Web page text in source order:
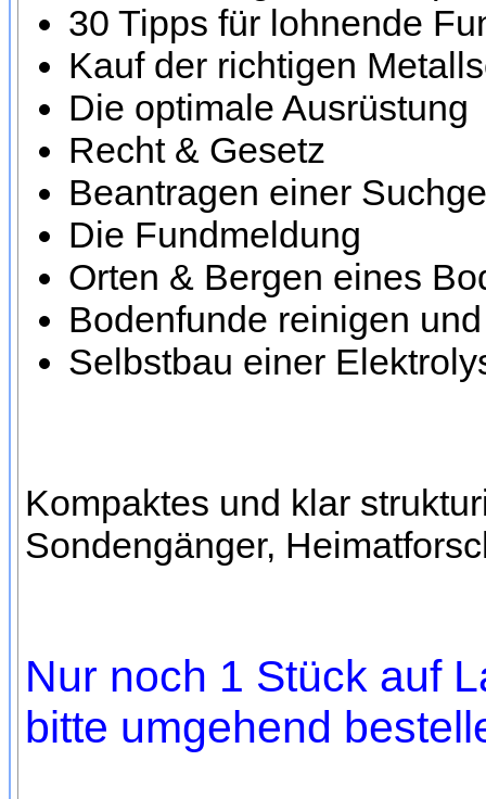
30 Tipps für lohnende
Kauf der richtigen
Die optimale Ausrüstung
Recht & Gesetz
Beantragen einer
Die Fundmeldung
Orten & Bergen eines
Bodenfunde reinigen
Selbstbau einer
Kompaktes und klar
Sondengänger,
Nur noch 1 Stück auf
bitte umgehend